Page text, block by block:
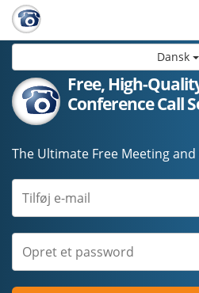
Dansk
Free, High-
Conference Call
The Ultimate Free Meeting